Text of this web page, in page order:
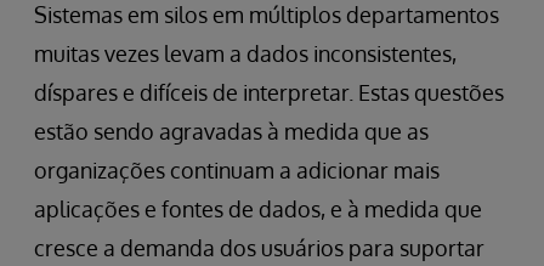
Sistemas em silos em múltiplos departamentos
muitas vezes levam a dados inconsistentes,
díspares e difíceis de interpretar. Estas questões
estão sendo agravadas à medida que as
organizações continuam a adicionar mais
aplicações e fontes de dados, e à medida que
cresce a demanda dos usuários para suportar